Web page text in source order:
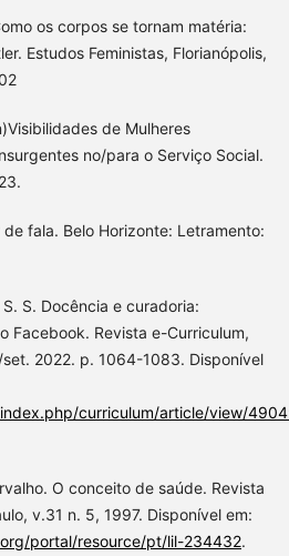
os corpos se tornam matéria:
Estudos Feministas, Florianópolis,
de Mulheres
no/para o Serviço Social.
de fala. Belo Horizonte: Letramento:
S. Docência e curadoria:
Facebook. Revista e-Curriculum,
2022. p. 1064-1083. Disponível
curriculum/article/view/
O conceito de saúde. Revista
v.31 n. 5, 1997. Disponível em:
portal/resource/pt/lil-234432.